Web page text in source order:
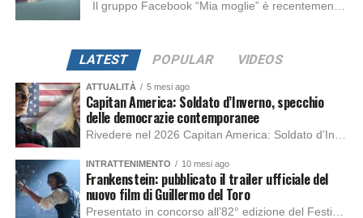
LATEST POPULAR VIDEOS
ATTUALITÀ 5 mesi ago
Capitan America: Soldato d’Inverno, specchio
delle democrazie contemporanee
INTRATTENIMENTO 10 mesi ago
Frankenstein: pubblicato il trailer ufficiale del
nuovo film di Guillermo del Toro